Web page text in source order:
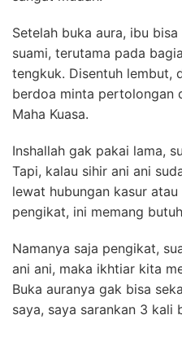
Setelah buka aura, ibu
suami, terutama pada
tengkuk. Disentuh lembut,
berdoa minta pertolongan
Maha Kuasa.
Inshallah gak pakai lama,
Tapi, kalau sihir ani ani
lewat hubungan kasur
pengikat, ini memang
Namanya saja pengikat,
ani ani, maka ikhtiar kita
Buka auranya gak bisa
saya, saya sarankan 3 kali